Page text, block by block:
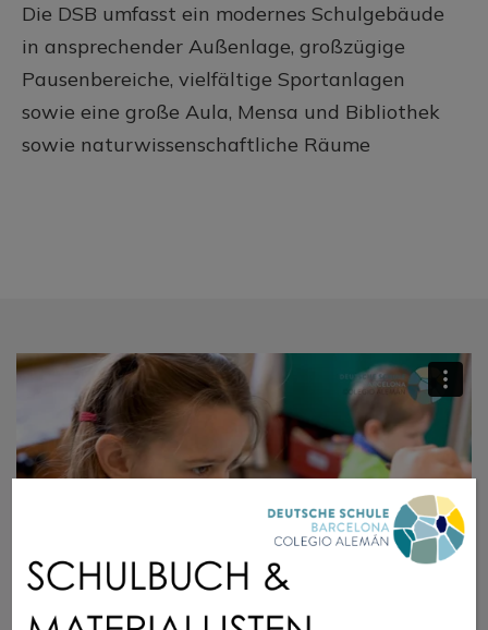
Die DSB umfasst ein modernes Schulgebäude
in ansprechender Außenlage, großzügige
Pausenbereiche, vielfältige Sportanlagen
sowie eine große Aula, Mensa und Bibliothek
sowie naturwissenschaftliche Räume